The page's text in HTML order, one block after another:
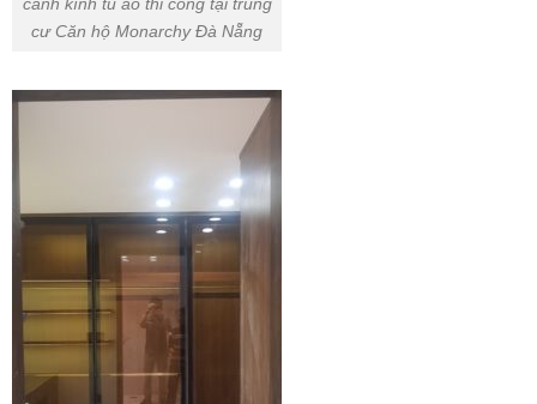
cư Căn hộ Monarchy Đà Nẵng